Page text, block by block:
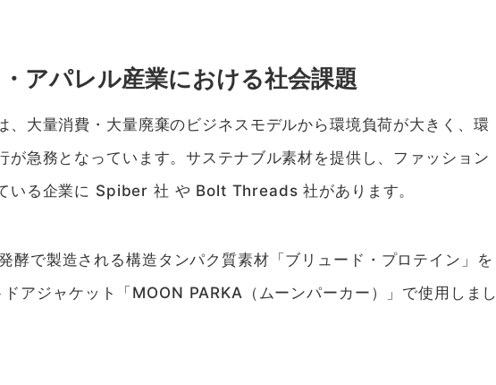
アパレル産業における社会課題
、大量消費・大量廃棄のビジネスモデルから環境負荷が大きく、環
が急務となっています。サステナブル素材を提供し、ファッション
いる企業に Spiber 社 や Bolt Threads 社があります。
酵で製造される構造タンパク質素材「ブリュード・プロテイン」を
アジャケット「MOON PARKA（ムーンパーカー）」で使用しまし